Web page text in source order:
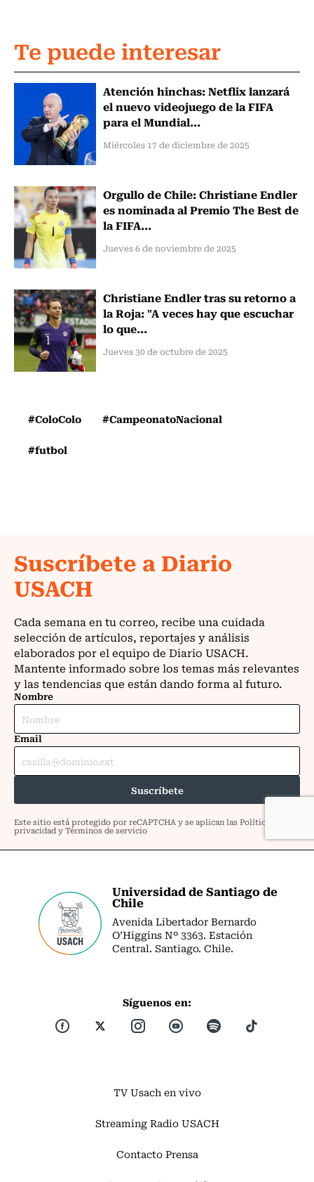
Te puede interesar
Atención hinchas: Netflix lanzará
el nuevo videojuego de la FIFA
para el Mundial...
Miércoles 17 de diciembre de 2025
Orgullo de Chile: Christiane Endler
es nominada al Premio The Best de
la FIFA...
Jueves 6 de noviembre de 2025
Christiane Endler tras su retorno a
la Roja: "A veces hay que escuchar
lo que...
Jueves 30 de octubre de 2025
#ColoColo
#CampeonatoNacional
#futbol
Universidad de Santiago de
Chile
Avenida Libertador Bernardo
O’Higgins Nº 3363. Estación
Central. Santiago. Chile.
Síguenos en:
TV Usach en vivo
Streaming Radio USACH
Contacto Prensa